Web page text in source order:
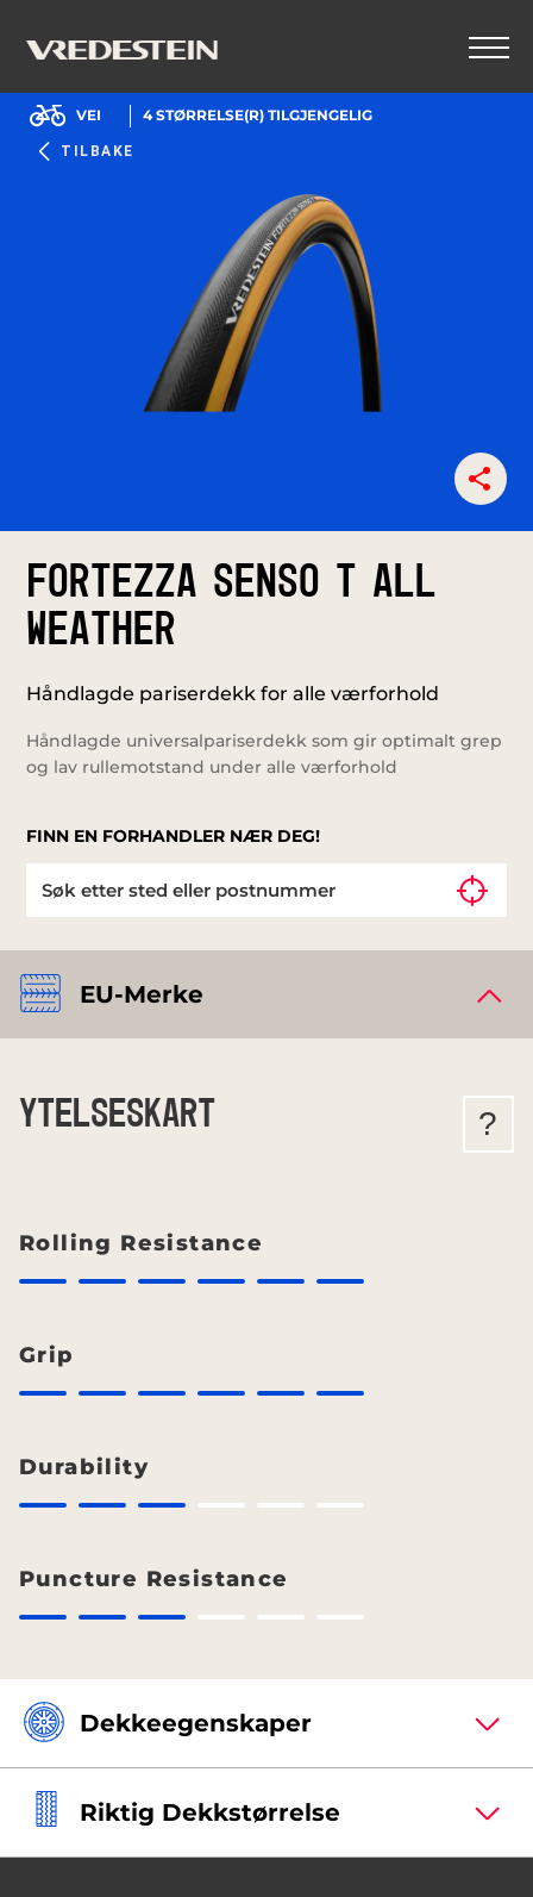
TILBAKE
VEI 4STØRRELSE(R) TILGJENGELIG
FORTEZZA SENSO T ALL
WEATHER
Håndlagde pariserdekk for alle værforhold
Håndlagde universalpariserdekk som gir optimalt grep
og lav rullemotstand under alle værforhold
FINN EN FORHANDLER NÆR DEG!
EU-Merke
YTELSESKART ?
Rolling Resistance
Grip
Durability
Puncture Resistance
Dekkeegenskaper
Riktig Dekkstørrelse